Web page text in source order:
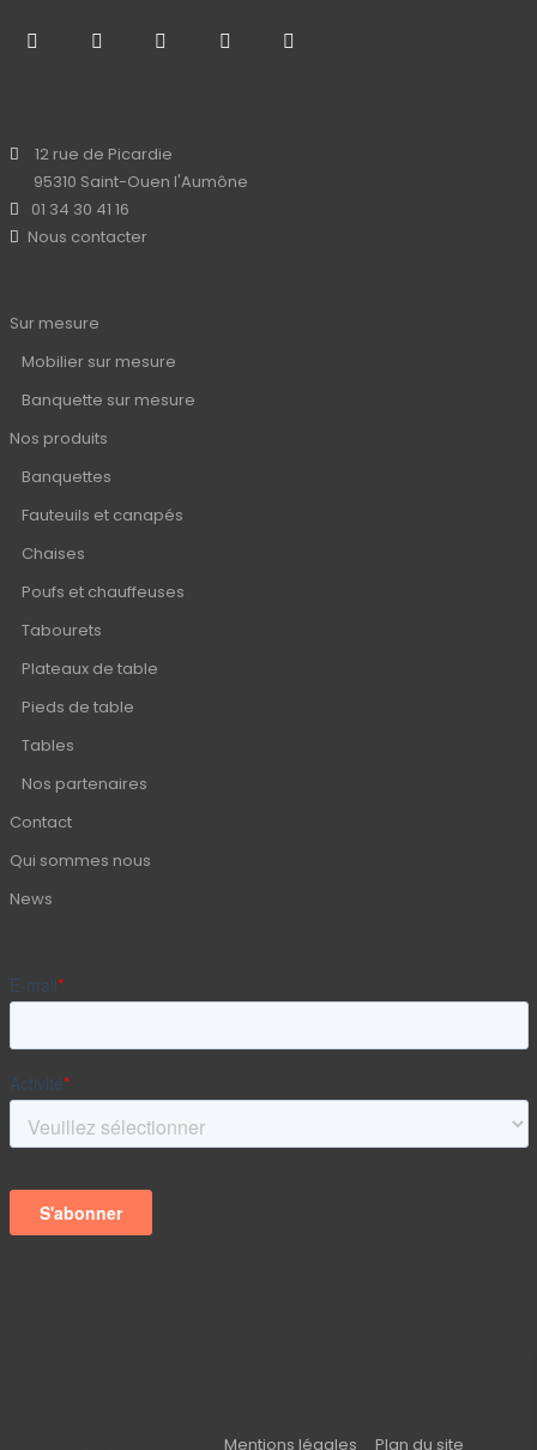
12 rue de Picardie
95310 Saint-Ouen l'Aumône
01 34 30 41 16
Nous contacter
Sur mesure
Mobilier sur mesure
Banquette sur mesure
Nos produits
Banquettes
Fauteuils et canapés
Chaises
Poufs et chauffeuses
Tabourets
Plateaux de table
Pieds de table
Tables
Nos partenaires
Contact
Qui sommes nous
News
Mentions légales Plan du site